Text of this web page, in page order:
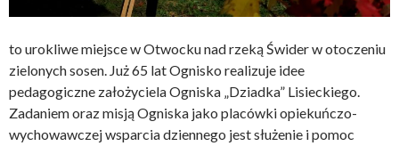
to urokliwe miejsce w Otwocku nad rzeką Świder w otoczeniu
zielonych sosen. Już 65 lat Ognisko realizuje idee
pedagogiczne założyciela Ogniska „Dziadka” Lisieckiego.
Zadaniem oraz misją Ogniska jako placówki opiekuńczo-
wychowawczej wsparcia dziennego jest służenie i pomoc